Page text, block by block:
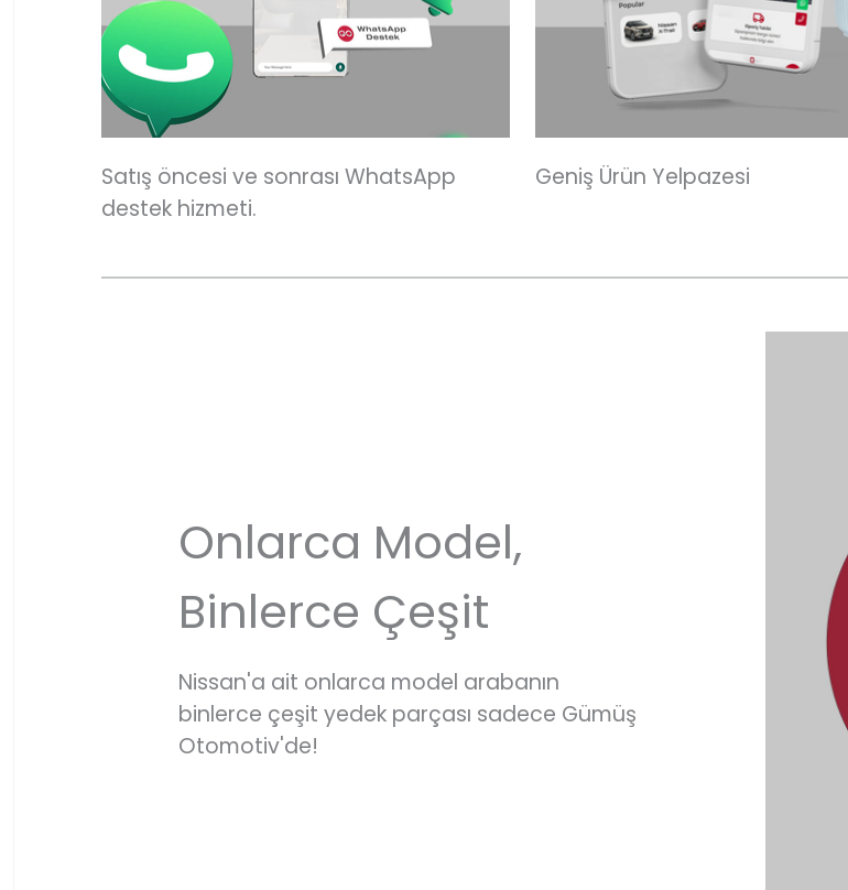
Satış öncesi ve sonrası WhatsApp
destek hizmeti.
Geniş Ürün Yelpazesi
Onlarca Model,
Binlerce Çeşit
Nissan'a ait onlarca model arabanın
binlerce çeşit yedek parçası sadece Gümüş
Otomotiv'de!